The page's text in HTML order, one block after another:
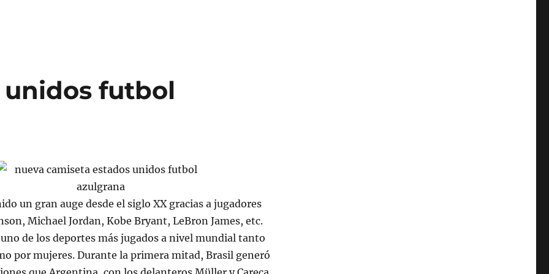
futbol
un gran auge desde el siglo XX gracias a jugadores
Michael Jordan, Kobe Bryant, LeBron James, etc.
de los deportes más jugados a nivel mundial tanto
por mujeres. Durante la primera mitad, Brasil generó